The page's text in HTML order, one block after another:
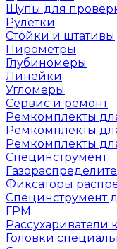
Щупы для
Рулетки
Стойки и штативы
Пирометры
Глубиномеры
Линейки
Угломеры
Сервис и ремонт
Ремкомплекты
Ремкомплекты
Ремкомплекты
Специнструмент
Фиксаторы
Специнструмент
ГРМ
Рассухариватели
Головки